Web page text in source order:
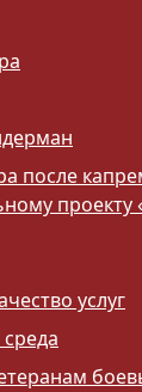
после
проекту
услуг